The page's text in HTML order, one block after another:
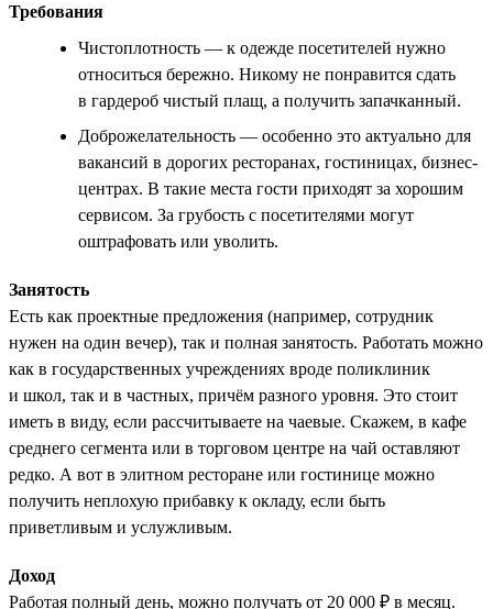
Требования
Чистоплотность — к одежде посетителей нужно
относиться бережно. Никому не понравится сдать
в гардероб чистый плащ, а получить запачканный.
Доброжелательность — особенно это актуально для
вакансий в дорогих ресторанах, гостиницах, бизнес-
центрах. В такие места гости приходят за хорошим
сервисом. За грубость с посетителями могут
оштрафовать или уволить.
Занятость
Есть как проектные предложения (например, сотрудник
нужен на один вечер), так и полная занятость. Работать можно
как в государственных учреждениях вроде поликлиник
и школ, так и в частных, причём разного уровня. Это стоит
иметь в виду, если рассчитываете на чаевые. Скажем, в кафе
среднего сегмента или в торговом центре на чай оставляют
редко. А вот в элитном ресторане или гостинице можно
получить неплохую прибавку к окладу, если быть
приветливым и услужливым.
Доход
Работая полный день, можно получать от 20 000 ₽ в месяц.